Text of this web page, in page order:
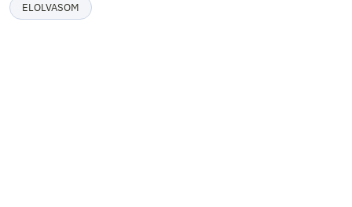
ELOLVASOM